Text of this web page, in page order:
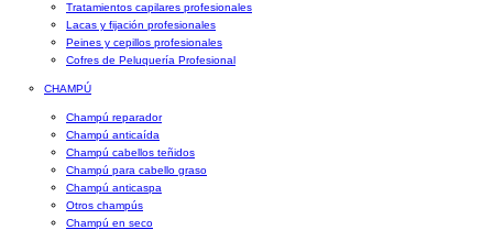
Tratamientos capilares profesionales
Lacas y fijación profesionales
Peines y cepillos profesionales
Cofres de Peluquería Profesional
CHAMPÚ
Champú reparador
Champú anticaída
Champú cabellos teñidos
Champú para cabello graso
Champú anticaspa
Otros champús
Champú en seco